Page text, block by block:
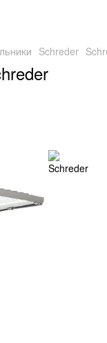
Schreder